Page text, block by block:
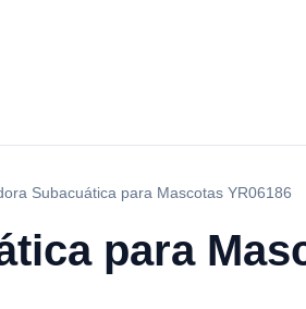
Subacuática para Mascotas YR06186
para